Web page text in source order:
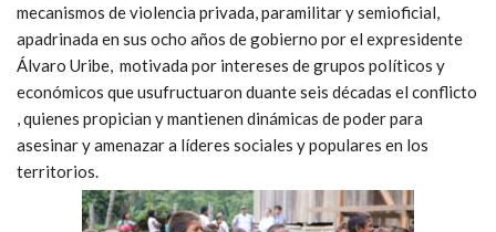
mecanismos de violencia privada, paramilitar y semioficial,
apadrinada en sus ocho años de gobierno por el expresidente
Álvaro Uribe, motivada por intereses de grupos políticos y
económicos que usufructuaron duante seis décadas el conflicto
, quienes propician y mantienen dinámicas de poder para
asesinar y amenazar a líderes sociales y populares en los
territorios.